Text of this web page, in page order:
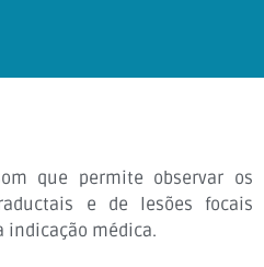
que permite observar os
e de lesões focais
indicação médica.